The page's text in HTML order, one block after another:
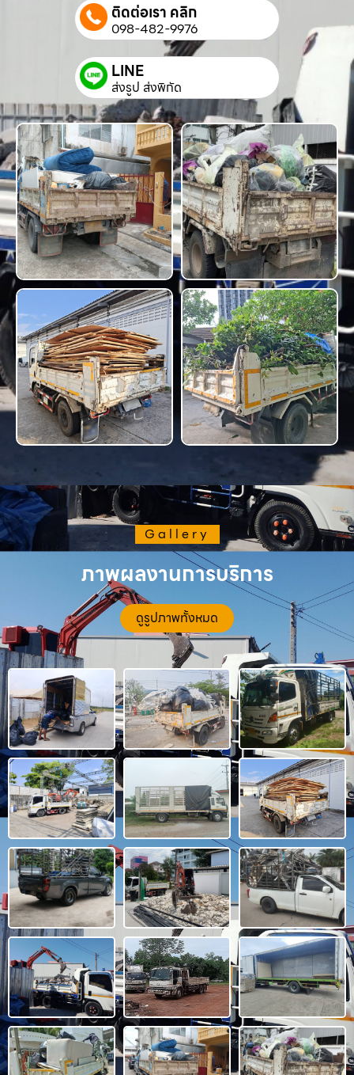
ติดต่อเรา คลิก
098-482-9976
LINE
ส่งรูป ส่งพิกัด
Gallery
ภาพผลงานการบริการ
ดูรูปภาพทั้งหมด